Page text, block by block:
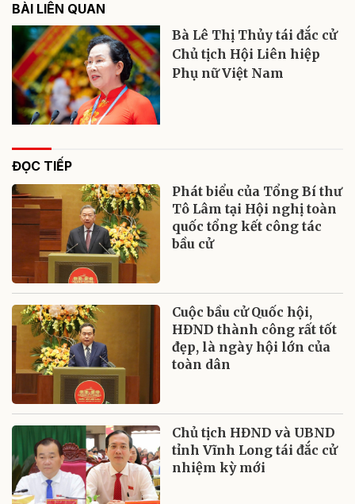
BÀI LIÊN QUAN
Bà Lê Thị Thủy tái đắc cử
Chủ tịch Hội Liên hiệp
Phụ nữ Việt Nam
ĐỌC TIẾP
Phát biểu của Tổng Bí thư
Tô Lâm tại Hội nghị toàn
quốc tổng kết công tác
bầu cử
Cuộc bầu cử Quốc hội,
HĐND thành công rất tốt
đẹp, là ngày hội lớn của
toàn dân
Chủ tịch HĐND và UBND
tỉnh Vĩnh Long tái đắc cử
nhiệm kỳ mới